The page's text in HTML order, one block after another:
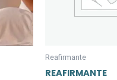
Reafirmante
REAFIRMANTE